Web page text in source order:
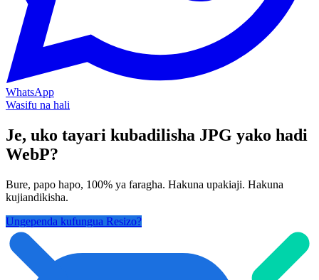
WhatsApp
Wasifu na hali
Je, uko tayari kubadilisha JPG yako hadi
WebP?
Bure, papo hapo, 100% ya faragha. Hakuna upakiaji. Hakuna
kujiandikisha.
Ungependa kufungua Resizo?